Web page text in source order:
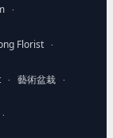
·
Florist ·
· 藝術盆栽 ·
·